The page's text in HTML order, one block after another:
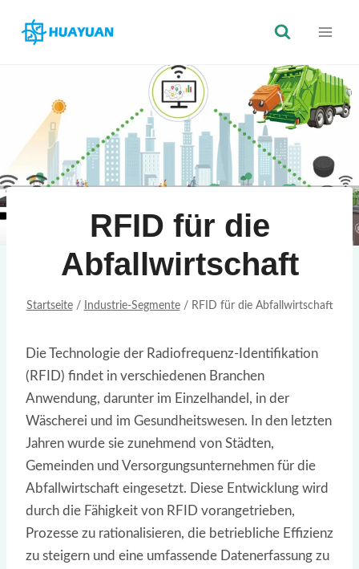
Inhalt
RFID für die
Abfallwirtschaft
Startseite / Industrie-Segmente / RFID für die Abfallwirtschaft
Die Technologie der Radiofrequenz-Identifikation
(RFID) findet in verschiedenen Branchen
Anwendung, darunter im Einzelhandel, in der
Wäscherei und im Gesundheitswesen. In den letzten
Jahren wurde sie zunehmend von Städten,
Gemeinden und Versorgungsunternehmen für die
Abfallwirtschaft eingesetzt. Diese Entwicklung wird
durch die Fähigkeit von RFID vorangetrieben,
Prozesse zu rationalisieren, die betriebliche Effizienz
zu steigern und eine umfassende Datenerfassung zu